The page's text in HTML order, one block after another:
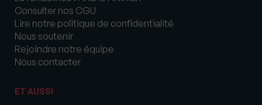
Consulter nos CGU
Lire notre politique de confidentialité
Nous soutenir
Rejoindre notre équipe
Nous contacter
ET AUSSI